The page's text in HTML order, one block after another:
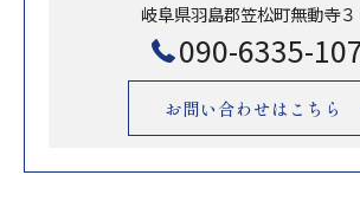
岐阜県羽島郡笠松町無動寺３
090-6335-
お問い合わせはこちら